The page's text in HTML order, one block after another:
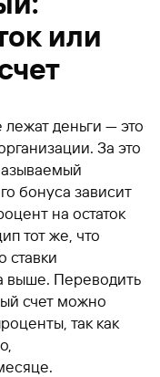
или
деньги — это
За это
бонуса зависит
на остаток
тот же, что
ставки
выше. Переводить
счет можно
так как